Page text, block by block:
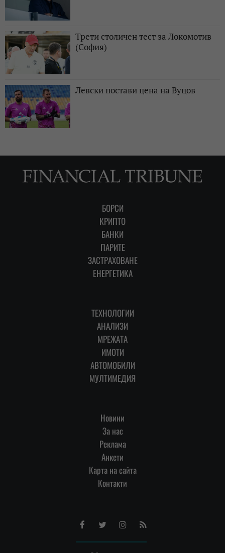
Трети столичен тест за Локомотив
(София)
Левски постави цена на Вуцов
БОРСИ
КРИПТО
БАНКИ
ПАРИТЕ
ЗАСТРАХОВАНЕ
ЕНЕРГЕТИКА
ТЕХНОЛОГИИ
АНАЛИЗИ
МРЕЖАТА
ИМОТИ
АВТОМОБИЛИ
МУЛТИМЕДИЯ
Новини
За нас
Реклама
Анкети
Карта на сайта
Контакти
FacebookTwitterInstagram
RSS